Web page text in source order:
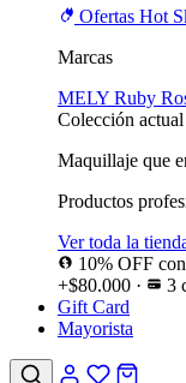
Ofertas Hot
Marcas
MELY Ruby
Colección actual
Maquillaje que
Productos
Ver toda la
10% OFF
+$80.000 ·
3
Gift Card
Mayorista